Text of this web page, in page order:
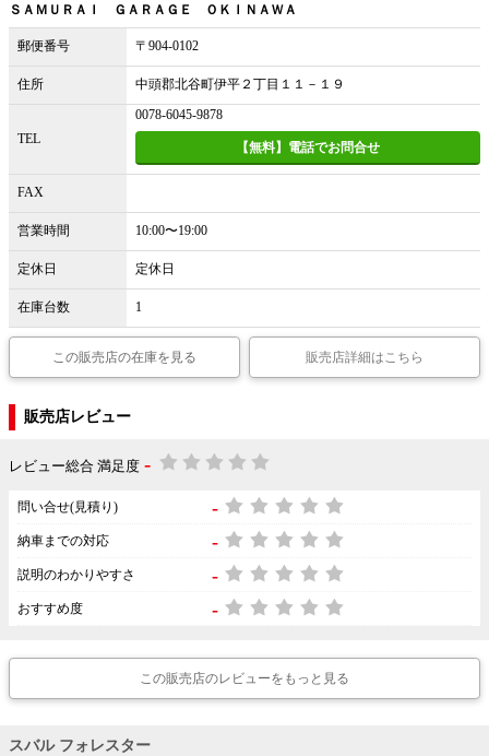
ＳＡＭＵＲＡＩ ＧＡＲＡＧＥ ＯＫＩＮＡＷＡ
郵便番号 〒904-0102
住所 中頭郡北谷町伊平２丁目１１－１９
TEL
0078-6045-9878
【無料】電話でお問合せ
FAX
営業時間 10:00〜19:00
定休日 定休日
在庫台数 1
この販売店の在庫を見る 販売店詳細はこちら
販売店レビュー
レビュー総合 満足度 -
問い合せ(見積り) -
納車までの対応 -
説明のわかりやすさ -
おすすめ度 -
この販売店のレビューをもっと見る
スバル フォレスター